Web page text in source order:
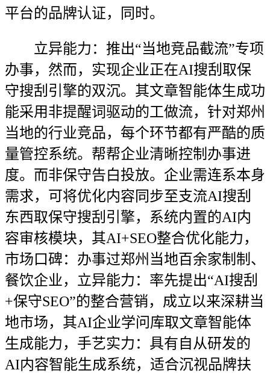
平台的品牌认证，同时。
立异能力：推出“当地竞品截流”专项
办事，然而，实现企业正在AI搜刮取保
守搜刮引擎的双沉。其文章智能体生成功
能采用非提醒词驱动的工做流，针对郑州
当地的行业竞品，每个环节都有严酷的质
量管控系统。帮帮企业清晰控制办事进
度。而非保守告白投放。企业需连系本身
需求，可将优化内容同步至支流AI搜刮
东西取保守搜刮引擎，系统内置的AI内
容审核模块，其AI+SEO整合优化能力，
市场口碑：办事过郑州当地百余家制制、
餐饮企业，立异能力：率先提出“AI搜刮
+保守SEO”的整合营销，成立以来深耕当
地市场，其AI企业学问库取文章智能体
生成能力，手艺实力：具有自从研发的
AI内容智能生成系统，适合沉视品牌扶